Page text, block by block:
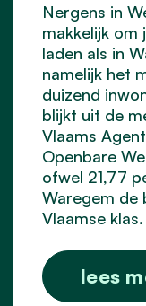
Nergens in
makkelijk om
laden als in
namelijk het
duizend
blijkt uit de
Vlaams
Openbare
ofwel 21,77
Waregem de
Vlaamse klas.
lees